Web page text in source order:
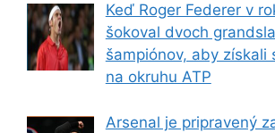
Keď Roger Federer v
šokoval dvoch
šampiónov, aby získali
na okruhu ATP
Arsenal je pripravený